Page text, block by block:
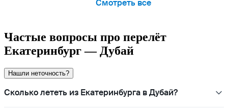
Смотреть все
Частые вопросы про перелёт
Екатеринбург — Дубай
Нашли неточность?
Сколько лететь из Екатеринбурга в Дубай?